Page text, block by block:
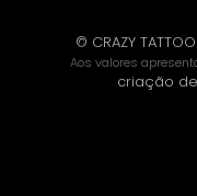
© CRAZY
Aos valores
criação